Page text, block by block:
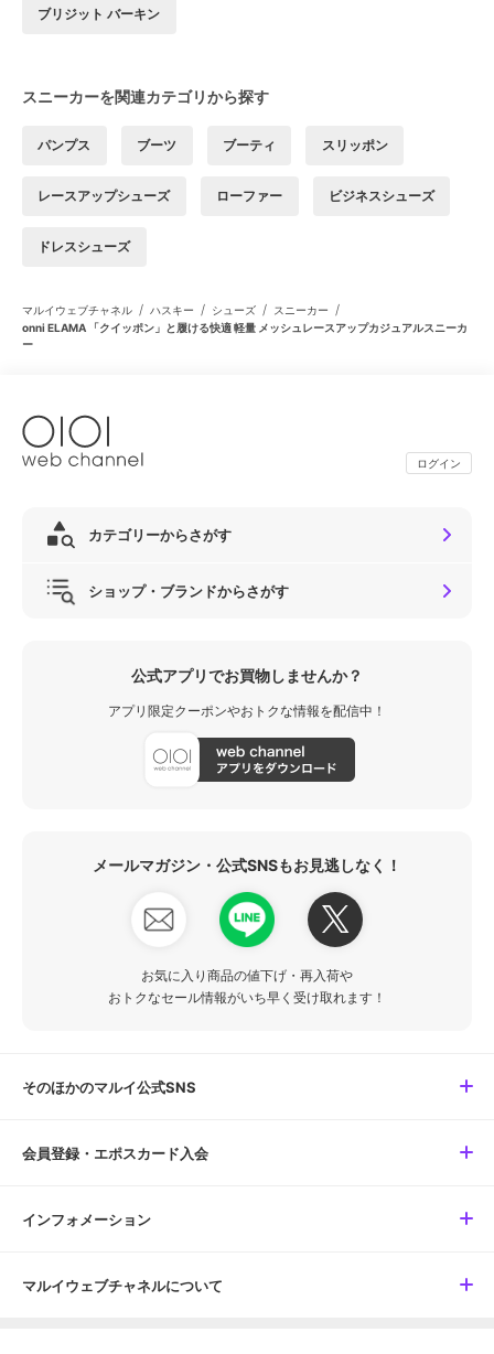
ブリジット バーキン
スニーカーを関連カテゴリから探す
パンプス ブーツ ブーティ スリッポン
レースアップシューズ ローファー ビジネスシューズ
ドレスシューズ
マルイウェブチャネル / ハスキー / シューズ / スニーカー /
onni ELAMA 「クイッポン」と履ける快適 軽量 メッシュレースアップカジュアルスニーカ
ー
ログイン
カテゴリーからさがす
ショップ・ブランドからさがす
公式アプリでお買物しませんか？
アプリ限定クーポンやおトクな情報を配信中！
メールマガジン・公式SNSもお見逃しなく！
お気に入り商品の値下げ・再入荷や
おトクなセール情報がいち早く受け取れます！
そのほかのマルイ公式SNS
会員登録・エポスカード入会
インフォメーション
マルイウェブチャネルについて